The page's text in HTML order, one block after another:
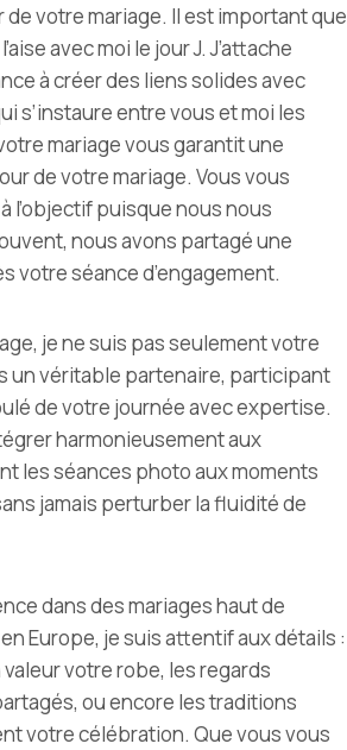
votre mariage. Il est important que
avec moi le jour J. J’attache
à créer des liens solides avec
s’instaure entre vous et moi les
mariage vous garantit une
de votre mariage. Vous vous
l’objectif puisque nous nous
nous avons partagé une
votre séance d’engagement.
je ne suis pas seulement votre
un véritable partenaire, participant
de votre journée avec expertise.
harmonieusement aux
les séances photo aux moments
jamais perturber la fluidité de
dans des mariages haut de
Europe, je suis attentif aux détails :
votre robe, les regards
ou encore les traditions
votre célébration. Que vous vous